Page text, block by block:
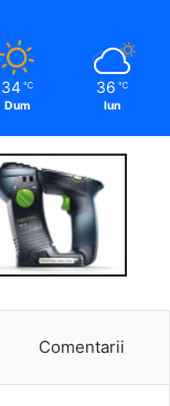
34 ℃
Dum
36 ℃
lun
Comentarii